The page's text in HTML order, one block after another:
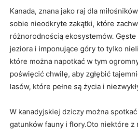
Kanada, znana jako raj ‍dla⁣
sobie nieodkryte zakątki, które
różnorodnością ekosystemów. Gęste
jeziora i imponujące góry ⁤to tylko
⁤które można ⁤napotkać w ‌tym
poświęcić chwilę, ⁣aby zgłębić
lasów, ​które ⁤pełne ​są życia i
W kanadyjskiej dziczy można
gatunków fauny ⁣i flory.Oto niektóre z